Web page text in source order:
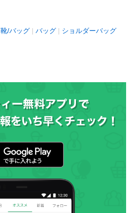
靴/バッグ バッグ ショルダーバッグ